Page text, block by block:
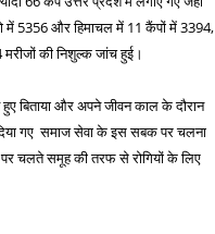
में 5356 और हिमाचल में 11 कैंपों में 3394,
की निशुल्क जांच हुई।
बिताया और अपने जीवन काल के दौरान
गए समाज सेवा के इस सबक पर चलना
पर चलते समूह की तरफ से रोगियों के लिए